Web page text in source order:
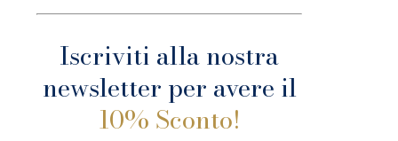
Iscriviti alla nostra
newsletter per avere il
10% Sconto!